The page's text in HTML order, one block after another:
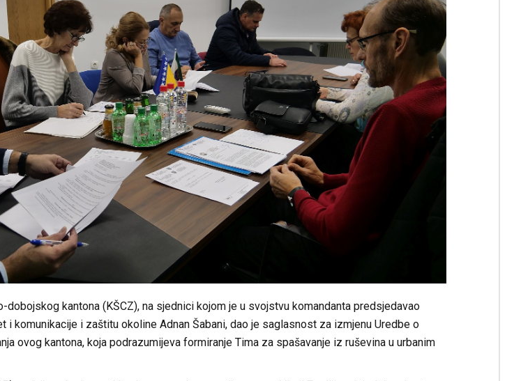
kantona (KŠCZ), na sjednici kojom je u svojstvu komandanta predsjedavao
i komunikacije i zaštitu okoline Adnan Šabani, dao je saglasnost za izmjenu Uredbe o
ovog kantona, koja podrazumijeva formiranje Tima za spašavanje iz ruševina u urbanim